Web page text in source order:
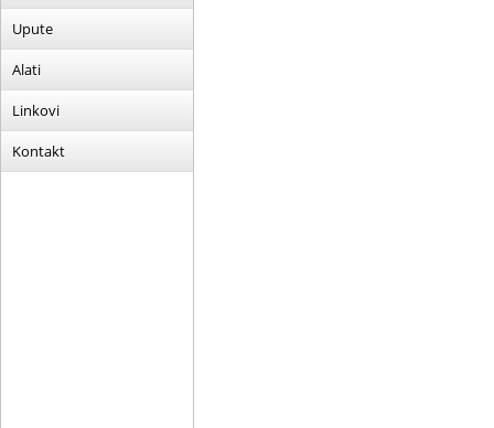
Upute
Alati
Linkovi
Kontakt